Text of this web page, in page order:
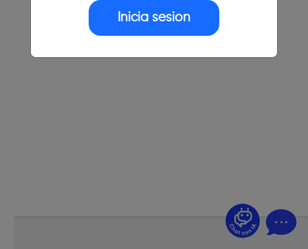
Inicia sesión